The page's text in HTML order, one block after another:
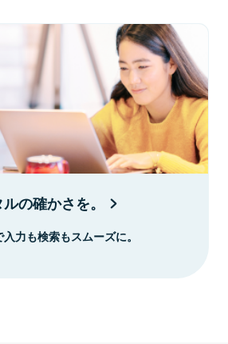
の確かさを。
力も検索もスムーズに。